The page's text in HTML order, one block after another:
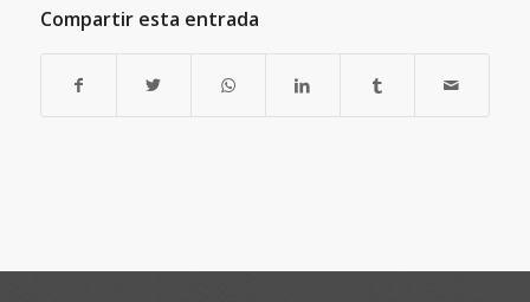
Compartir esta entrada